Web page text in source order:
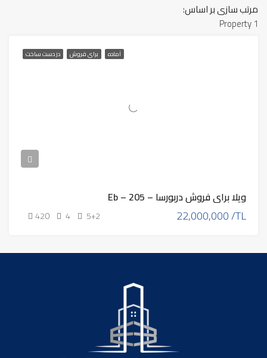
1 Property
مرتب سازی بر اساس:
آماده برای فروش در دست ساخت
ویلا برای فروش دربورسا – Eb – 205
22,000,000 /TL
5+2
4
420